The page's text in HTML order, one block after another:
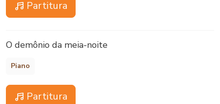
Partitura
O demônio da meia-noite
Piano
Partitura